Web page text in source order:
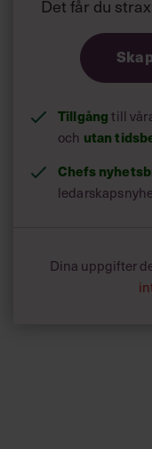
Det får du
Tillgångtill
och utan
Chefs
Dina uppgifter